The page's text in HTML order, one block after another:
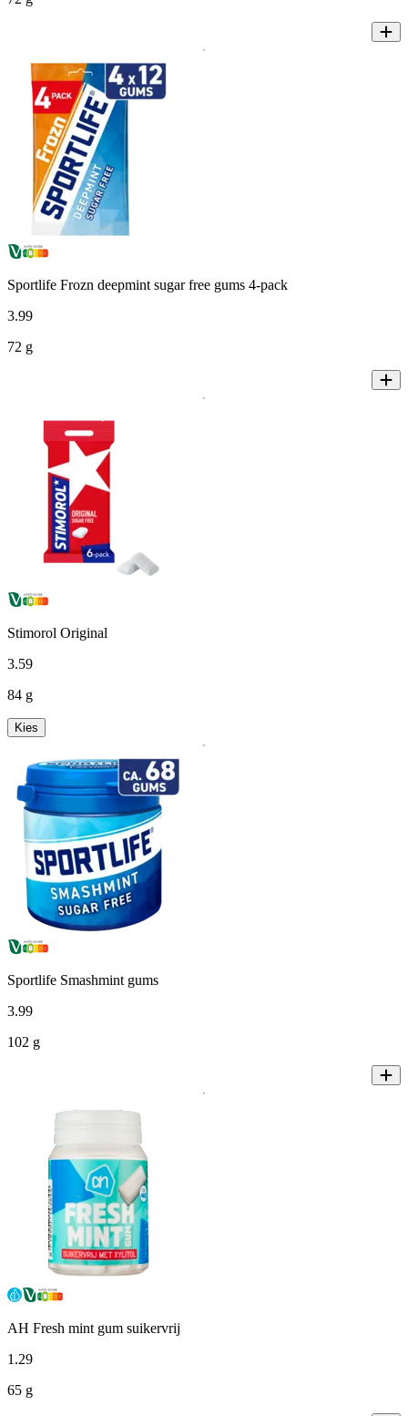
Sportlife Frozn deepmint sugar free gums 4-pack
3.99
72 g
Stimorol Original
3.59
84 g
Kies
Sportlife Smashmint gums
3.99
102 g
AH Fresh mint gum suikervrij
1 .29
65 g